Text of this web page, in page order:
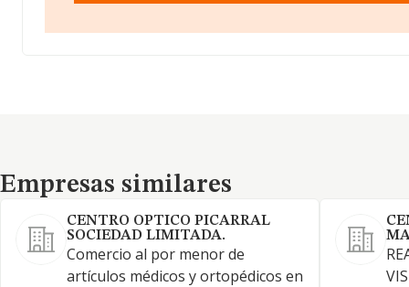
Empresas similares
Empresas similares
CENTRO OPTICO PICARRAL
SOCIEDAD LIMITADA.
Comercio al por menor de
artículos médicos y ortopédicos en